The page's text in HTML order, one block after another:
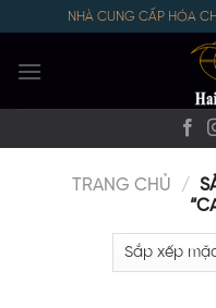
content
NHÀ CUNG CẤP HÓA
TRANG CHỦ /